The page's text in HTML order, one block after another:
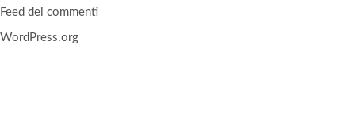
Feed dei commenti
WordPress.org